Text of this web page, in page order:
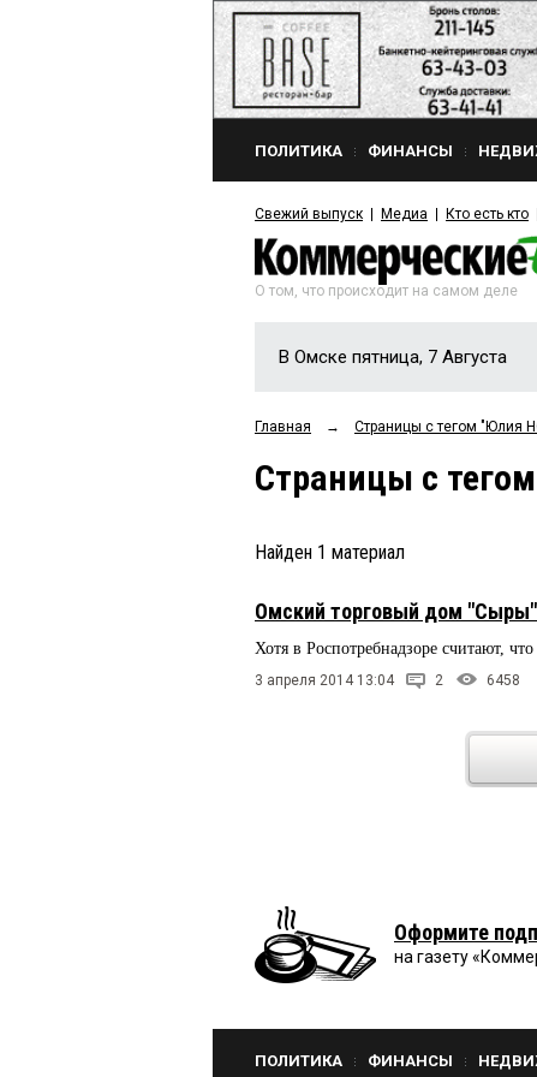
ПОЛИТИКА ФИНАНСЫ
Свежий выпуск Медиа Кто есть кто
О том, что происходит на самом деле
В Омске пятница, 7 Августа
Главная → Страницы c тегом "Юлия
Страницы c
Найден 1 материал
Омский торговый дом "Сыры"
Хотя в Роспотребнадзоре считают,
3 апреля 2014 13:04 2 6458
Оформите
на газету
ПОЛИТИКА ФИНАНСЫ